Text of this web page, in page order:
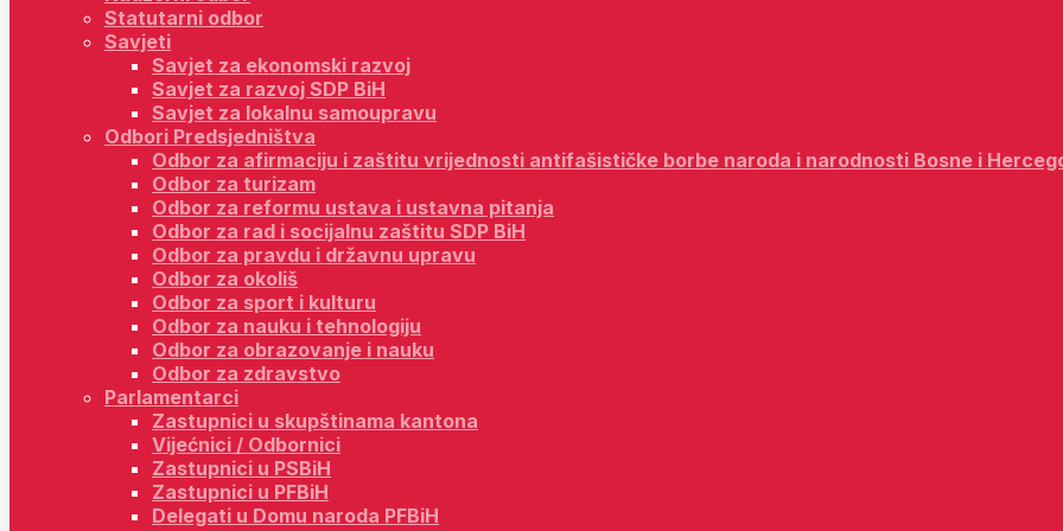
Statutarni odbor
Savjeti
Savjet za ekonomski razvoj
Savjet za razvoj SDP BiH
Savjet za lokalnu samoupravu
Odbori Predsjedništva
Odbor za afirmaciju i zaštitu vrijednosti antifašističke borbe naroda i narodnosti Bosne i
Odbor za turizam
Odbor za reformu ustava i ustavna pitanja
Odbor za rad i socijalnu zaštitu SDP BiH
Odbor za pravdu i državnu upravu
Odbor za okoliš
Odbor za sport i kulturu
Odbor za nauku i tehnologiju
Odbor za obrazovanje i nauku
Odbor za zdravstvo
Parlamentarci
Zastupnici u skupštinama kantona
Vijećnici / Odbornici
Zastupnici u PSBiH
Zastupnici u PFBiH
Delegati u Domu naroda PFBiH